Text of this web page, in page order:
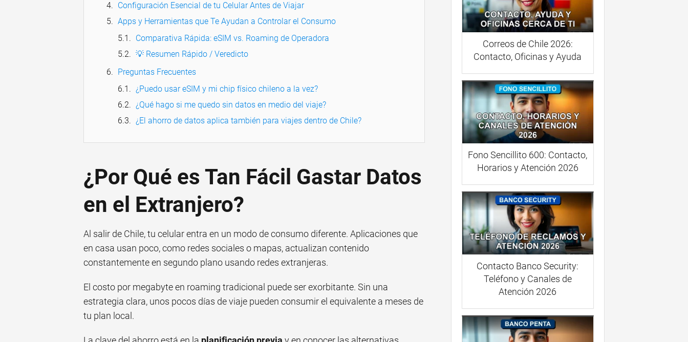
Configuración Esencial de tu Celular Antes de Viajar
Apps y Herramientas que Te Ayudan a Controlar el Consumo
Comparativa Rápida: eSIM vs. Roaming de Operadora
💡 Resumen Rápido / Veredicto
Preguntas Frecuentes
¿Puedo usar eSIM y mi chip físico chileno a la vez?
¿Qué hago si me quedo sin datos en medio del viaje?
¿El ahorro de datos aplica también para viajes dentro de Chile?
¿Por Qué es Tan Fácil Gastar Datos
en el Extranjero?
Al salir de Chile, tu celular entra en un modo de consumo diferente. Aplicaciones que
en casa usan poco, como redes sociales o mapas, actualizan contenido
constantemente en segundo plano usando redes extranjeras.
El costo por megabyte en roaming tradicional puede ser exorbitante. Sin una
estrategia clara, unos pocos días de viaje pueden consumir el equivalente a meses de
tu plan local.
Correos de Chile 2026:
Contacto, Oficinas y Ayuda
Fono Sencillito 600: Contacto,
Horarios y Atención 2026
Contacto Banco Security:
Teléfono y Canales de
Atención 2026